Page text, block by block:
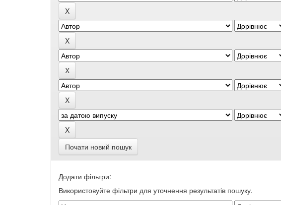
Почати новий пошук
Додати фільтри:
Використовуйте фільтри для уточнення результатів пошуку.